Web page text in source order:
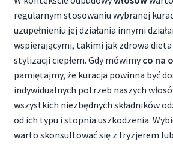
regularnym stosowaniu wybranej
uzupełnieniu jej działania innymi
wspierającymi, takimi jak zdrowa dieta
stylizacji ciepłem. Gdy mówimyco na
pamiętajmy, że kuracja powinna być
indywidualnych potrzeb naszych
wszystkich niezbędnych składników
od ich typu i stopnia uszkodzenia.
warto skonsultować się z fryzjerem